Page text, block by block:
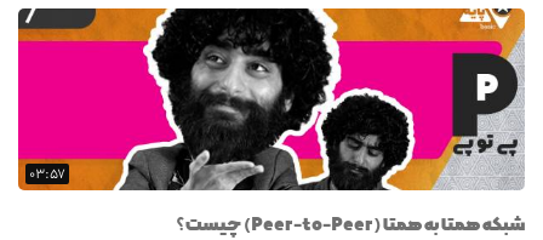
۰۳:۵۷
شبکه همتا به همتا (Peer-to-Peer) چیست؟